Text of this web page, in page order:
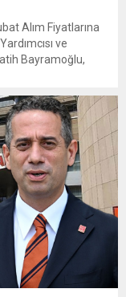
Alım Fiyatlarına
ve
Bayramoğlu,
uzak